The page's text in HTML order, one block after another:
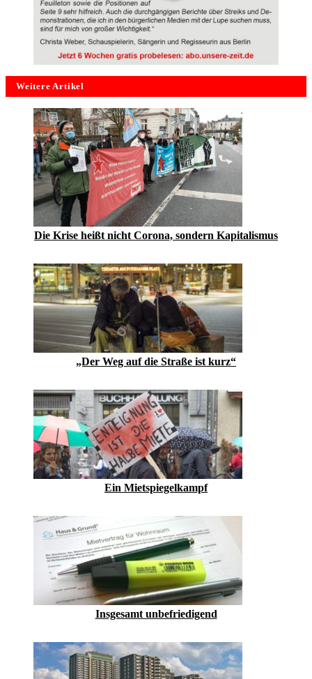
Weitere Artikel
Die Krise heißt nicht Corona, sondern Kapitalismus
„Der Weg auf die Straße ist kurz“
Ein Mietspiegelkampf
Insgesamt unbefriedigend